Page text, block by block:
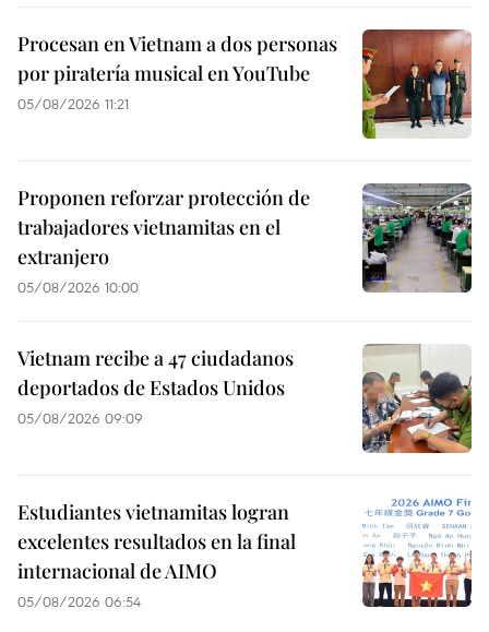
Procesan en Vietnam a dos personas
por piratería musical en YouTube
05/08/2026 11:21
Proponen reforzar protección de
trabajadores vietnamitas en el
extranjero
05/08/2026 10:00
Vietnam recibe a 47 ciudadanos
deportados de Estados Unidos
05/08/2026 09:09
Estudiantes vietnamitas logran
excelentes resultados en la final
internacional de AIMO
05/08/2026 06:54